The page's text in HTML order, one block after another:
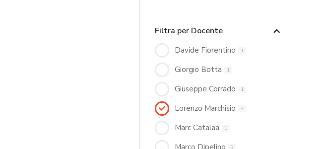
Filtra per Docente
Davide Fiorentino 1
Giorgio Botta 1
Giuseppe Corrado 1
Lorenzo Marchisio 3
Marc Catalaa 1
3